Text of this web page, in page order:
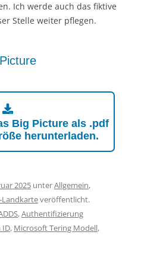
Ich werde auch das fiktive
Stelle weiter pflegen.
Big Picture als .pdf
herunterladen.
2025 unterAllgemein,
veröffentlicht.
,Authentifizierung
ID, Microsoft Tering Modell,